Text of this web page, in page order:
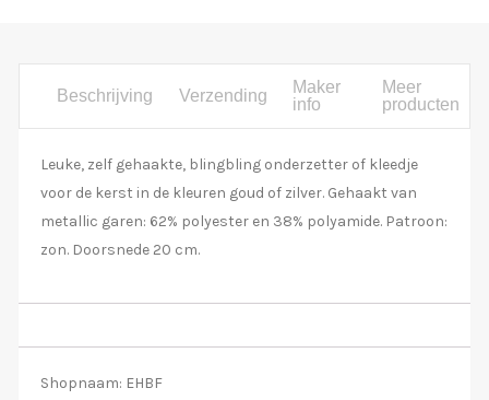
Beschrijving Verzending
Maker
info
Meer
producten
Leuke, zelf gehaakte, blingbling onderzetter of kleedje
voor de kerst in de kleuren goud of zilver. Gehaakt van
metallic garen: 62% polyester en 38% polyamide. Patroon:
zon. Doorsnede 20 cm.
Shopnaam: EHBF